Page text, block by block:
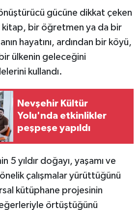
gücüne dikkat çeken
kitap, bir öğretmen ya da bir
hayatını, ardından bir köyü,
ülkenin geleceğini
kullandı.
Nevşehir Kültür
Yolu'nda etkinlikler
peşpeşe yapıldı
5 yıldır doğayı, yaşamı ve
çalışmalar yürüttüğünü
kütüphane projesinin
örtüştüğünü